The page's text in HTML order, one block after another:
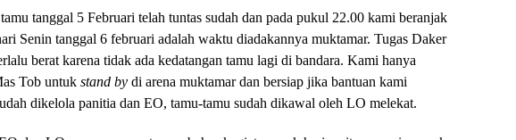
tanggal 5 Februari telah tuntas sudah dan pada pukul 22.00 kami beranjak
Senin tanggal 6 februari adalah waktu diadakannya muktamar. Tugas Daker
berat karena tidak ada kedatangan tamu lagi di bandara. Kami hanya
Tob untuk stand by di arena muktamar dan bersiap jika bantuan kami
dikelola panitia dan EO, tamu-tamu sudah dikawal oleh LO melekat.